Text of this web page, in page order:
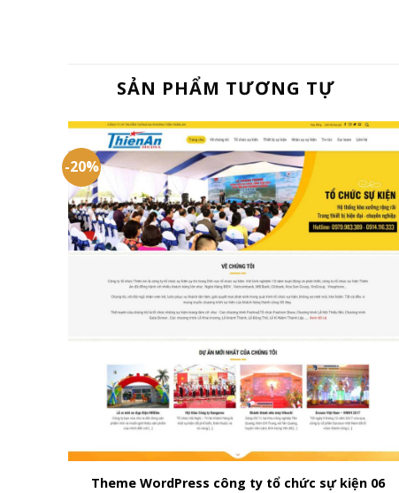
SẢN PHẨM TƯƠNG TỰ
-20%
Theme WordPress công ty tổ chức sự kiện 06